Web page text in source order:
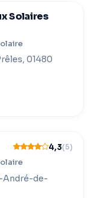
Solaires
01480
4,3(5)
André-de-